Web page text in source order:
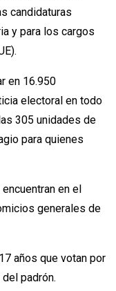
candidaturas
y para los cargos
en 16.950
electoral en todo
305 unidades de
para quienes
en el
generales de
años que votan por
padrón.